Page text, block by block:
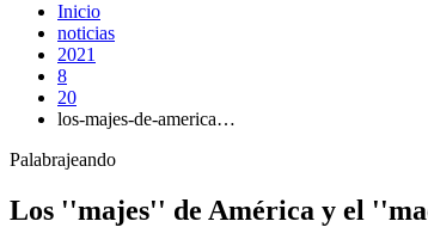
Inicio
noticias
2021
8
20
los-majes-de-america…
Palabrajeando
Los ''majes'' de América y el